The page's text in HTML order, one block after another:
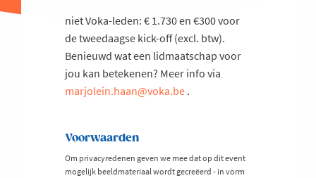
niet Voka-leden: € 1.730 en €300 voor
de tweedaagse kick-off (excl. btw).
Benieuwd wat een lidmaatschap voor
jou kan betekenen? Meer info via
marjolein.haan@voka.be .
Voorwaarden
Om privacyredenen geven we mee dat op dit event
mogelijk beeldmateriaal wordt gecreëerd - in vorm